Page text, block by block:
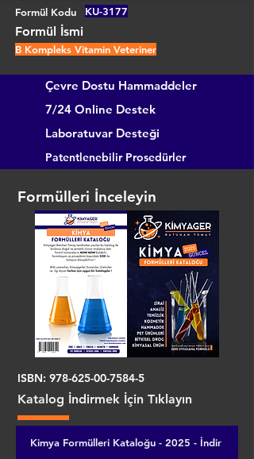
Formül Kodu
KU-3177
Formül İsmi
B Kompleks Vitamin Veteriner
Çevre Dostu Hammaddeler
7/24 Online Destek
Laboratuvar Desteği
Patentlenebilir Prosedürler
Formülleri İnceleyin
ISBN: 978-625-00-7584-5
Katalog İndirmek İçin Tıklayın
Kimya Formülleri Kataloğu - 2025 - İndir